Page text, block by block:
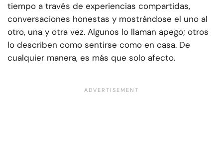
tiempo a través de experiencias compartidas,
conversaciones honestas y mostrándose el uno al
otro, una y otra vez. Algunos lo llaman apego; otros
lo describen como sentirse como en casa. De
cualquier manera, es más que solo afecto.